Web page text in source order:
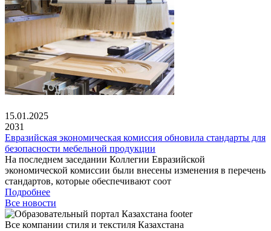
15.01.2025
2031
Евразийская экономическая комиссия обновила стандарты для
безопасности мебельной продукции
На последнем заседании Коллегии Евразийской
экономической комиссии были внесены изменения в перечень
стандартов, которые обеспечивают соот
Подробнее
Все новости
Все компании стиля и текстиля Казахстана